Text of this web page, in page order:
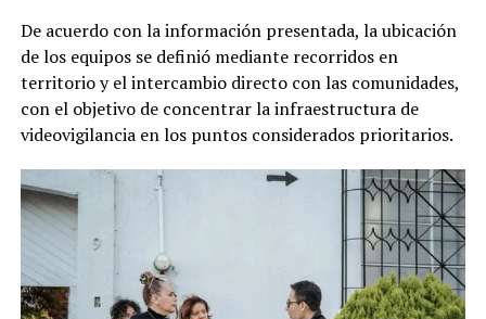
De acuerdo con la información presentada, la ubicación
de los equipos se definió mediante recorridos en
territorio y el intercambio directo con las comunidades,
con el objetivo de concentrar la infraestructura de
videovigilancia en los puntos considerados prioritarios.